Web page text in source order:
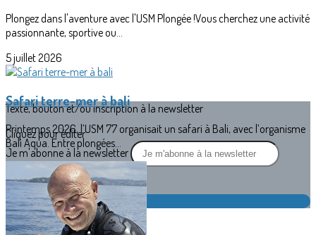
Texte, bouton et/ou inscription à la newsletter
Cliquez pour éditer
Je m'abonne à la newsletter
OK
Plongez dans l'aventure avec l'USM Plongée !Vous cherchez une activité
passionnante, sportive ou...
5 juillet 2026
Safari terre-mer à bali
Printemps 2026, l’USM 77 organisait un safari à Bali, avec l’organisme
Bali Aqua. Entre plongées...